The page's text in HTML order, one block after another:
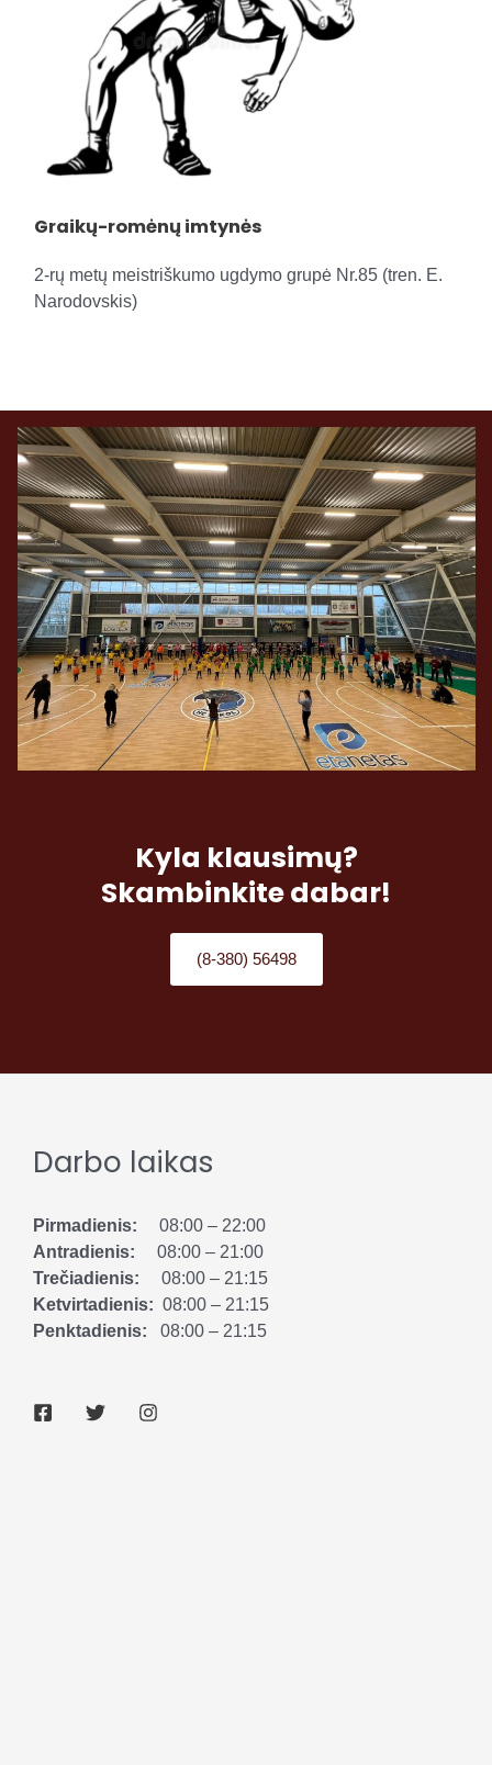
Graikų-romėnų imtynės
2-rų metų meistriškumo ugdymo grupė Nr.85 (tren. E.
Narodovskis)
Kyla klausimų?
Skambinkite dabar!
(8-380) 56498
Darbo laikas
Pirmadienis: 08:00 – 22:00
Antradienis: 08:00 – 21:00
Trečiadienis: 08:00 – 21:15
Ketvirtadienis: 08:00 – 21:15
Penktadienis: 08:00 – 21:15